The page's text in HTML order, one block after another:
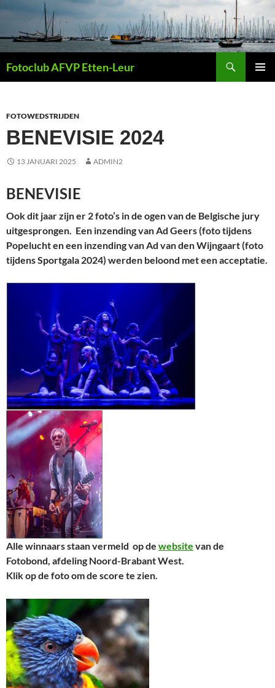
de
inhoud
Fotoclub AFVP Etten-Leur
FOTOWEDSTRIJDEN
BENEVISIE 2024
13 JANUARI 2025 ADMIN2
BENEVISIE
Ook dit jaar zijn er 2 foto’s in de ogen van de Belgische jury
uitgesprongen. Een inzending van Ad Geers (foto tijdens
Popelucht en een inzending van Ad van den Wijngaart (foto
tijdens Sportgala 2024) werden beloond met een acceptatie.
Alle winnaars staan vermeld op de website van de
Fotobond, afdeling Noord-Brabant West.
Klik op de foto om de score te zien.